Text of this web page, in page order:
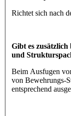
Richtet sich nach
Gibt es
und
Beim Ausfugen
von Bewehrungs-
entsprechend